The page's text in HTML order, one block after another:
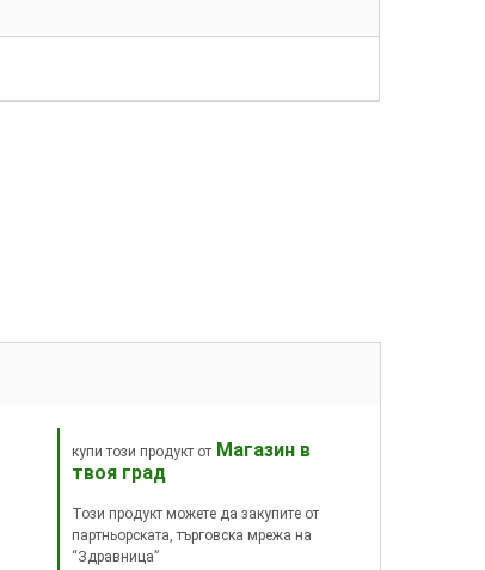
купи този продукт от Магазин в
твоя град
Този продукт можете да закупите от
партньорската, търговска мрежа на
“Здравница”